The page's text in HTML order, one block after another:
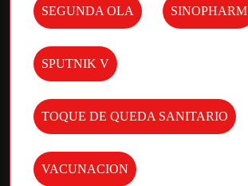
SEGUNDA OLA SINOPHARM
SPUTNIK V
TOQUE DE QUEDA SANITARIO
VACUNACION